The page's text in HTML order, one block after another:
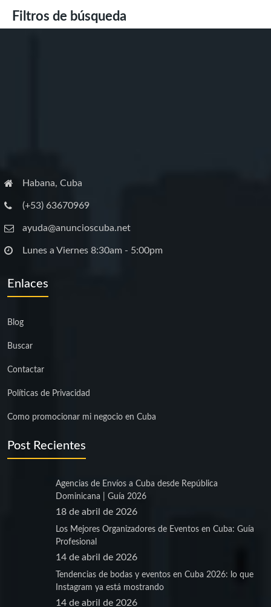
Filtros de búsqueda
Habana, Cuba
(+53) 63670969
ayuda@anuncioscuba.net
Lunes a Viernes 8:30am - 5:00pm
Enlaces
Blog
Buscar
Contactar
Políticas de Privacidad
Como promocionar mi negocio en Cuba
Post Recientes
Agencias de Envíos a Cuba desde República
Dominicana | Guía 2026
18 de abril de 2026
Los Mejores Organizadores de Eventos en Cuba: Guía
Profesional
14 de abril de 2026
Tendencias de bodas y eventos en Cuba 2026: lo que
Instagram ya está mostrando
14 de abril de 2026